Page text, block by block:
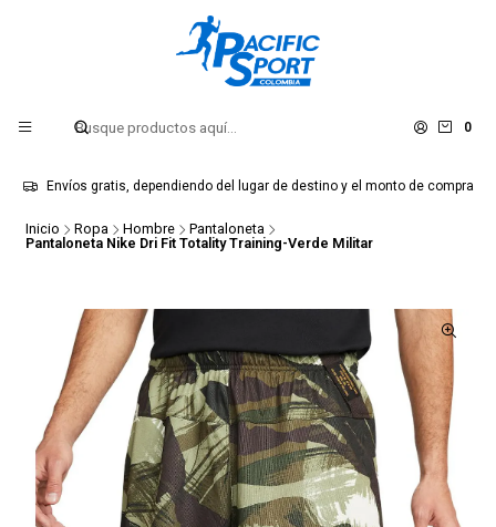
0
Envíos gratis, dependiendo del lugar de destino y el monto de compra
Inicio Ropa Hombre
Pantaloneta
Pantaloneta Nike Dri Fit Totality Training-Verde Militar